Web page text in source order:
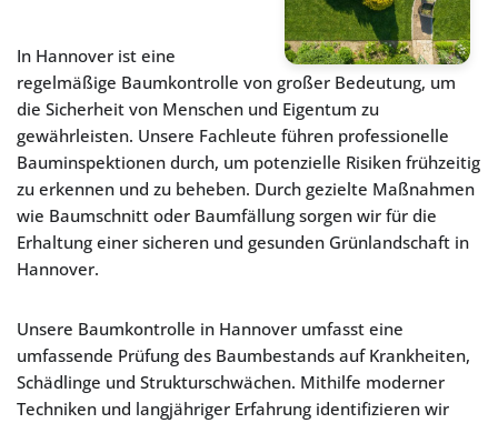
In Hannover ist eine
regelmäßige Baumkontrolle von großer Bedeutung, um
die Sicherheit von Menschen und Eigentum zu
gewährleisten. Unsere Fachleute führen professionelle
Bauminspektionen durch, um potenzielle Risiken frühzeitig
zu erkennen und zu beheben. Durch gezielte Maßnahmen
wie Baumschnitt oder Baumfällung sorgen wir für die
Erhaltung einer sicheren und gesunden Grünlandschaft in
Hannover.
Unsere Baumkontrolle in Hannover umfasst eine
umfassende Prüfung des Baumbestands auf Krankheiten,
Schädlinge und Strukturschwächen. Mithilfe moderner
Techniken und langjähriger Erfahrung identifizieren wir